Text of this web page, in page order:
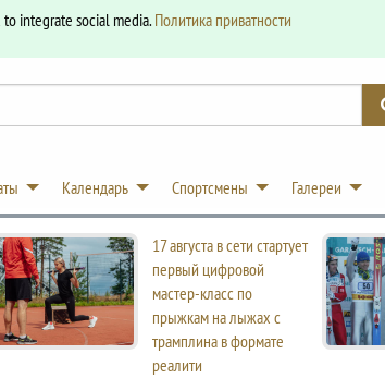
integrate social media.Политика приватности
Календарь Спортсмены Галереи
17 августа в сети стартует
первый цифровой
мастер-класс по
прыжкам на лыжах с
трамплина в формате
реалити